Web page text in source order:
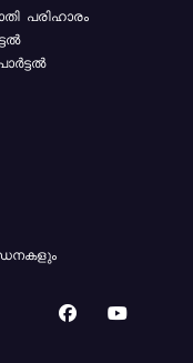
പരിഹാരം